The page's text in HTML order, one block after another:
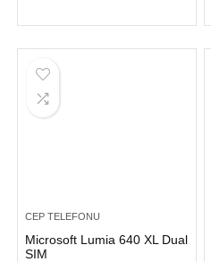
CEP TELEFONU
Microsoft Lumia 640 XL Dual
SIM